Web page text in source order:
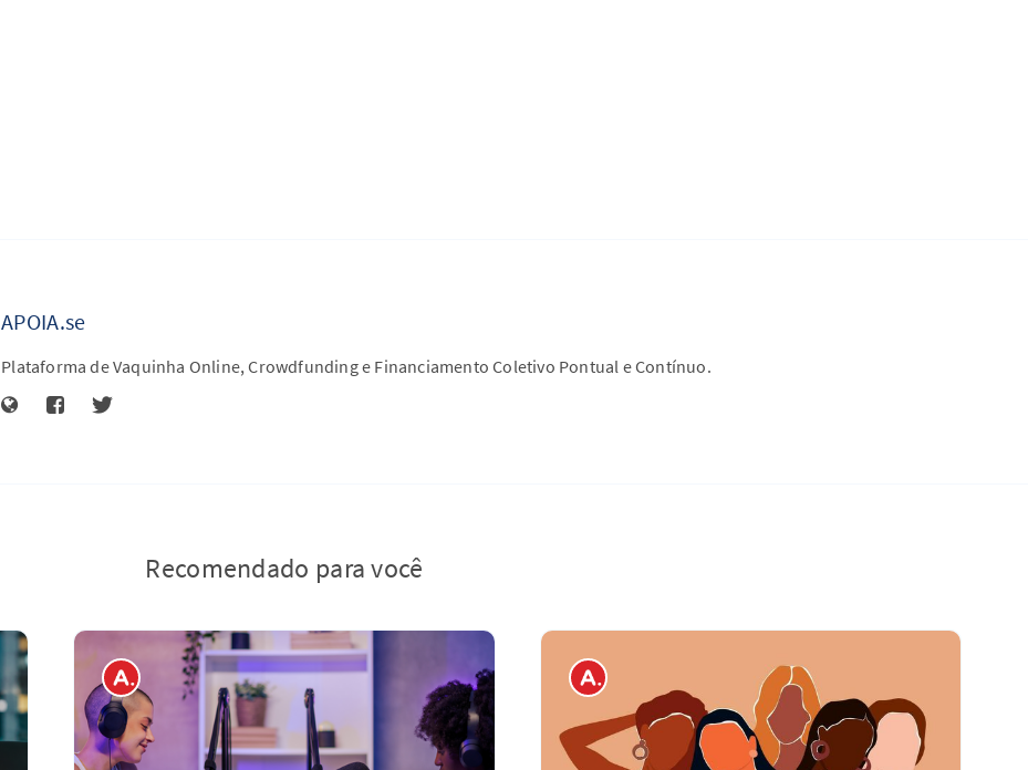
APOIA.se
Plataforma de Vaquinha Online, Crowdfunding e Financiamento Coletivo Pontual e Contínuo.
Recomendado para você